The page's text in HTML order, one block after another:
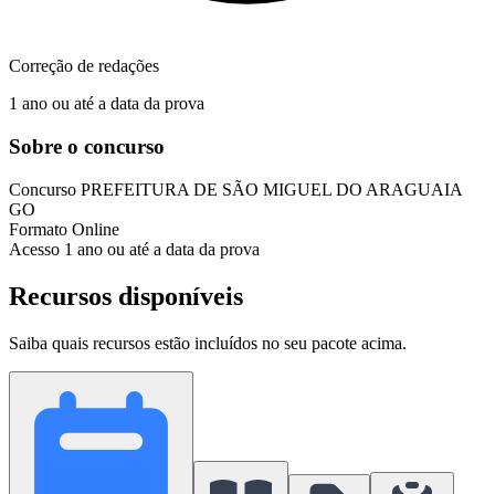
Correção de redações
1 ano ou até a data da prova
Sobre o concurso
Concurso PREFEITURA DE SÃO MIGUEL DO ARAGUAIA
GO
Formato Online
Acesso 1 ano ou até a data da prova
Recursos disponíveis
Saiba quais recursos estão incluídos no seu pacote acima.